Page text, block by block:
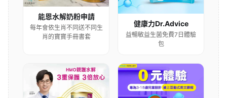
能恩水解奶粉申請
每年會依生肖不同送不同生
肖的寶寶手冊書套
健康力Dr.Advice
益暢敏益生菌免費7日體驗
包